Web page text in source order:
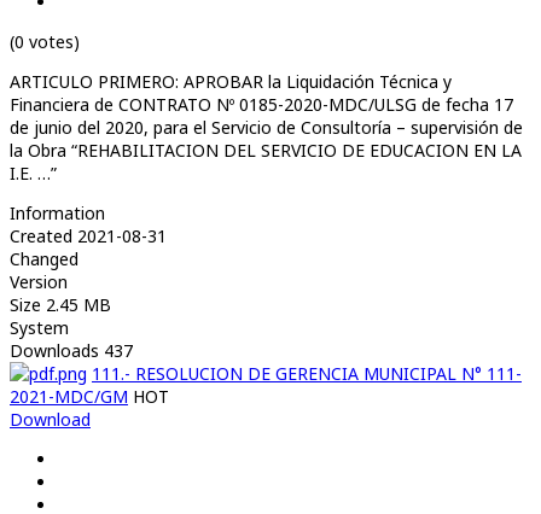
(0 votes)
ARTICULO PRIMERO: APROBAR la Liquidación Técnica y
Financiera de CONTRATO Nº 0185-2020-MDC/ULSG de fecha 17
de junio del 2020, para el Servicio de Consultoría – supervisión de
la Obra “REHABILITACION DEL SERVICIO DE EDUCACION EN LA
I.E. …”
Information
Created 2021-08-31
Changed
Version
Size 2.45 MB
System
Downloads 437
111.- RESOLUCION DE GERENCIA MUNICIPAL N° 111-
2021-MDC/GM HOT
Download